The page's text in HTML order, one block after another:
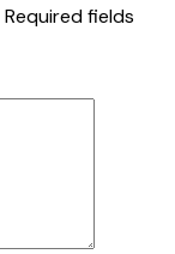
Required fields